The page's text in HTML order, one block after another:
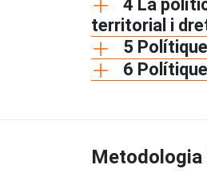
4 La
territorial i
5
6